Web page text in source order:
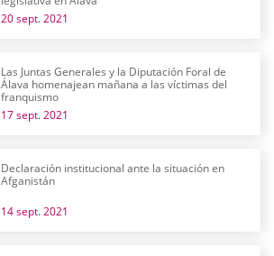
20 sept. 2021
Las Juntas Generales y la Diputación Foral de
Álava homenajean mañana a las víctimas del
franquismo
17 sept. 2021
Declaración institucional ante la situación en
Afganistán
14 sept. 2021